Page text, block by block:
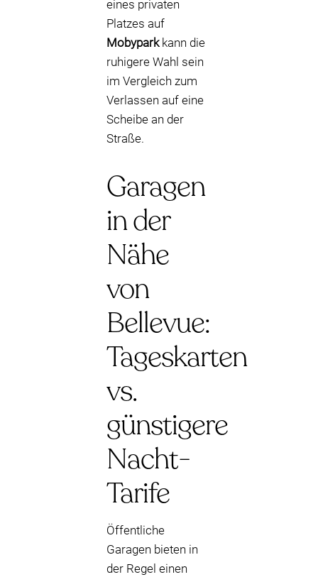
eines privaten
Platzes auf
Mobyparkkann die
ruhigere Wahl sein
im Vergleich zum
Verlassen auf eine
Scheibe an der
Straße.
Garagen
in der
Nähe
von
Bellevue:
Tageskarten
vs.
günstigere
Nacht-
Tarife
Öffentliche
Garagen bieten in
der Regel einen